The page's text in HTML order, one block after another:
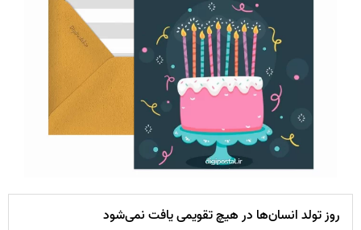
روز تولد انسان‌ها در هیچ تقویمی یافت نمی‌شود